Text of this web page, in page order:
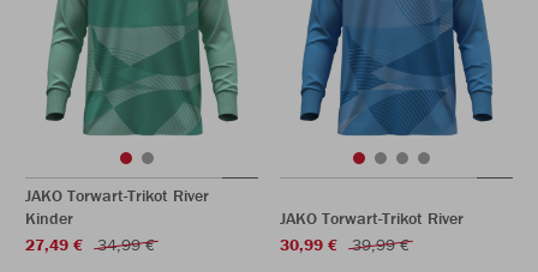
JAKO Torwart-Trikot River
Kinder
27,49 €
34,99 €
JAKO Torwart-Trikot River
30,99 €
39,99 €